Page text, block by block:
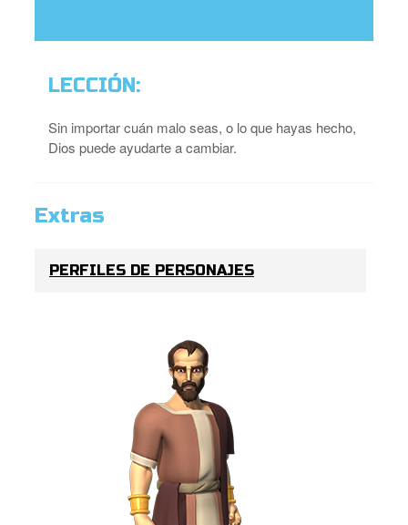
LECCIÓN:
Sin importar cuán malo seas, o lo que hayas hecho,
Dios puede ayudarte a cambiar.
Extras
PERFILES DE PERSONAJES